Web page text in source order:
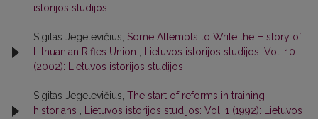
istorijos studijos
Sigitas Jegelevičius, Some Attempts to Write the History of
Lithuanian Rifles Union
Lietuvos istorijos studijos: Vol. 10
(2002): Lietuvos istorijos studijos
Sigitas Jegelevičius, The start of reforms in training
historians
Lietuvos istorijos studijos: Vol. 1 (1992): Lietuvos